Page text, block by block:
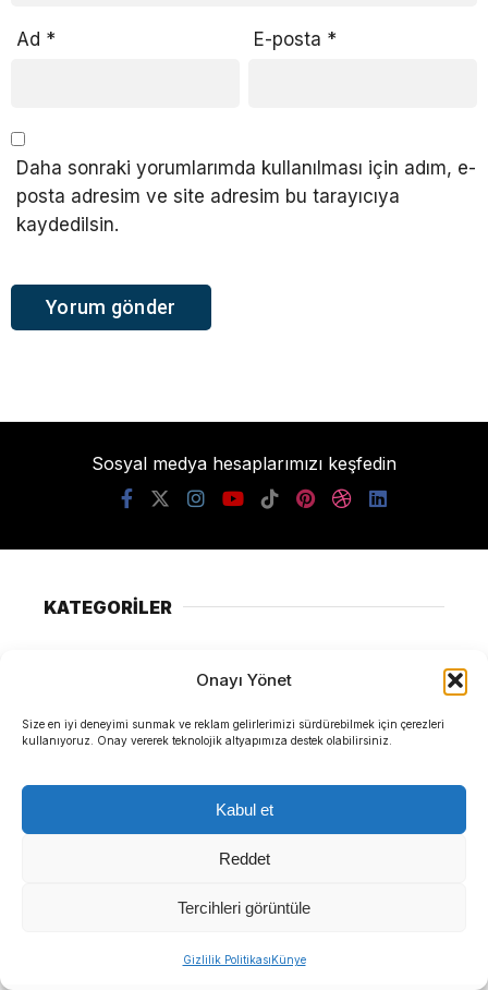
Onayı Yönet
Size en iyi deneyimi sunmak ve reklam gelirlerimizi sürdürebilmek için çerezleri
kullanıyoruz. Onay vererek teknolojik altyapımıza destek olabilirsiniz.
Kabul et
Reddet
Tercihleri görüntüle
Gizlilik PolitikasıKünye
Ad * E-posta *
Daha sonraki yorumlarımda kullanılması için adım, e-
posta adresim ve site adresim bu tarayıcıya
kaydedilsin.
Sosyal medya hesaplarımızı keşfedin
KATEGORİLER
Politika
Ekonomi